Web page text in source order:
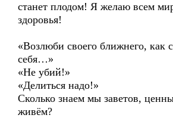
станет плодом! Я желаю всем
здоровья!
«Возлюби своего ближнего, как
себя…»
«Не убий!»
«Делиться надо!»
Сколько знаем мы заветов,
живём?